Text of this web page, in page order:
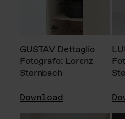
GUSTAV Dettaglio
Fotografo: Lorenz
Sternbach
Download